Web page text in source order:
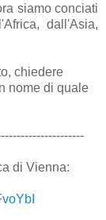
siamo conciati
dall'Asia,
chiedere
nome di quale
di Vienna: